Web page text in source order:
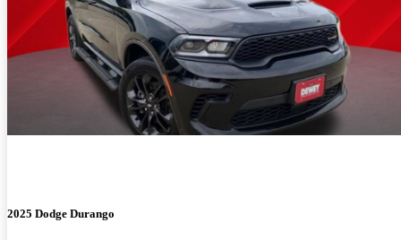
2025 Dodge Durango